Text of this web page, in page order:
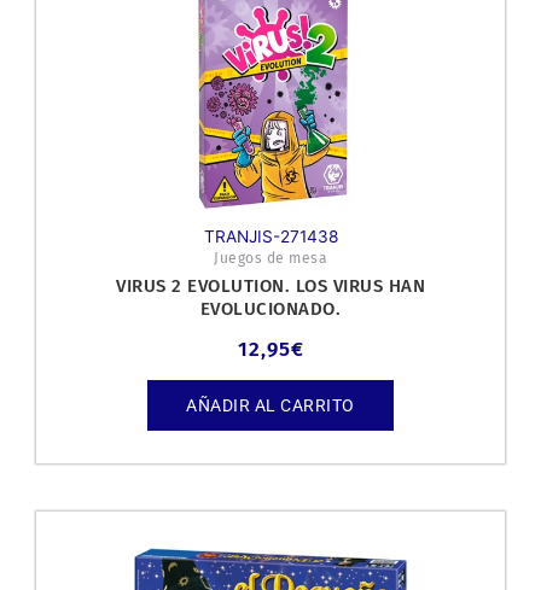
TRANJIS-271438
Juegos de mesa
VIRUS 2 EVOLUTION. LOS VIRUS HAN
EVOLUCIONADO.
12,95€
AÑADIR AL CARRITO